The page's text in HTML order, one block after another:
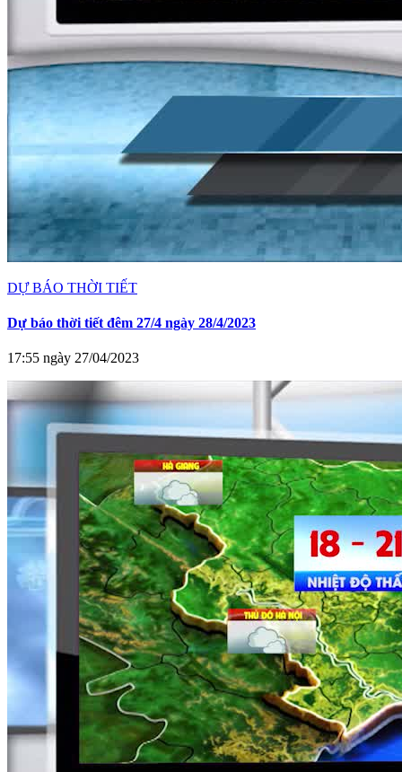
DỰ BÁO THỜI TIẾT
Dự báo thời tiết đêm 27/4 ngày 28/4/2023
17:55 ngày 27/04/2023